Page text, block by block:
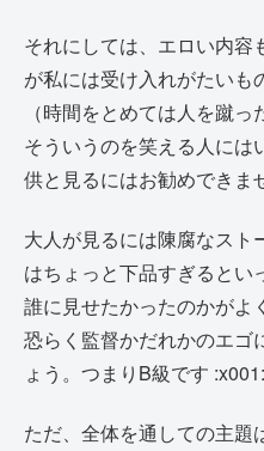
それにしては、エロい内容
が私には受け入れがたいも
（時間をとめては人を蹴っ
そういうのを笑える人には
供と見るにはお勧めできま
大人が見るには陳腐なスト
はちょっと下品すぎるとい
誰に見せたかったのかがよ
恐らく監督かだれかのエゴ
ょう。つまりB級です :x001:
ただ、全体を通しての主題